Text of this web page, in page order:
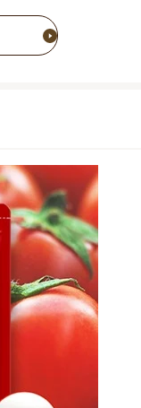
コース価格
円 (税込)
円 (税込)